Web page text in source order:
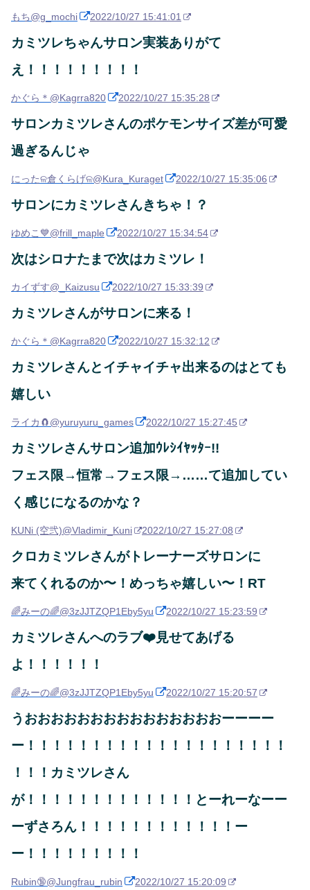
もち@g_mochi 2022/10/27 15:41:01
カミツレちゃんサロン実装ありがて
え！！！！！！！！！
かぐら＊ @Kagrra820 2022/10/27 15:35:28
サロンカミツレさんのポケモンサイズ差が可愛
過ぎるんじゃ
にったଳ倉くらげଳ@Kura_Kuraget 2022/10/27 15:35:06
サロンにカミツレさんきちゃ！？
ゆめこ💙@frill_maple 2022/10/27 15:34:54
次はシロナたまで次はカミツレ！
カイずす@_Kaizusu 2022/10/27 15:33:39
カミツレさんがサロンに来る！
かぐら＊ @Kagrra820 2022/10/27 15:32:12
カミツレさんとイチャイチャ出来るのはとても
嬉しい
ライカ🧲@yuruyuru_games 2022/10/27 15:27:45
カミツレさんサロン追加ｳﾚｼｲﾔｯﾀｰ!!
フェス限→恒常→フェス限→……て追加してい
く感じになるのかな？
KUNi (空弐)@Vladimir_Kuni 2022/10/27 15:27:08
クロカミツレさんがトレーナーズサロンに
来てくれるのか〜！めっちゃ嬉しい〜！RT
🌈みーの🌈@3zJJTZQP1Eby5yu 2022/10/27 15:23:59
カミツレさんへのラブ❤️見せてあげる
よ！！！！！！
🌈みーの🌈@3zJJTZQP1Eby5yu 2022/10/27 15:20:57
うおおおおおおおおおおおおおおおーーーー
ー！！！！！！！！！！！！！！！！！！！！
！！！カミツレさん
が！！！！！！！！！！！！！とーれーなーー
ーずさろん！！！！！！！！！！！！ー
ー！！！！！！！！！
Rubin🔞@Jungfrau_rubin 2022/10/27 15:20:09